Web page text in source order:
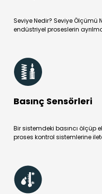
Seviye Nedir? Seviye Ölçümü
endüstriyel proseslerin
Basınç Sensörleri
Bir sistemdeki basıncı ölçüp
proses kontrol sistemlerine